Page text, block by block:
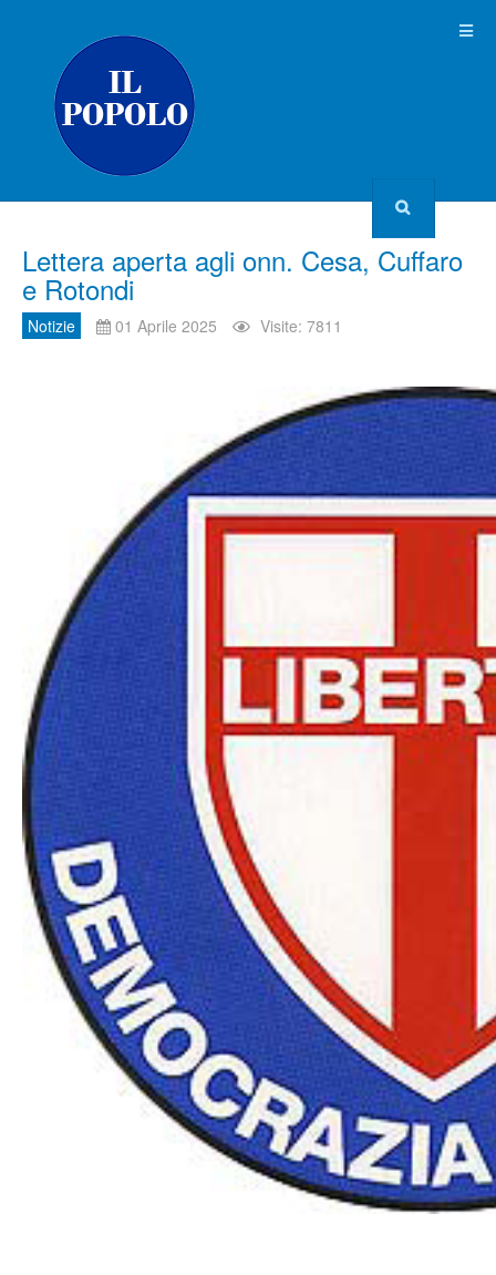
Lettera aperta agli onn. Cesa, Cuffaro
e Rotondi
Notizie 01 Aprile 2025 Visite: 7811